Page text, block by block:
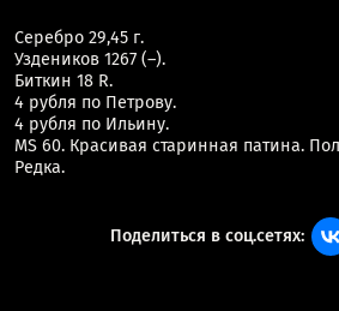
Серебро 29,45 г.
Уздеников 1267 (–).
Биткин 18 R.
4 рубля по Петрову.
4 рубля по Ильину.
MS 60. Красивая старинная патина.
Редка.
Поделиться в соц.сетях: